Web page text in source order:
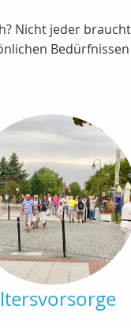
Nicht jeder
Bedürfnissen